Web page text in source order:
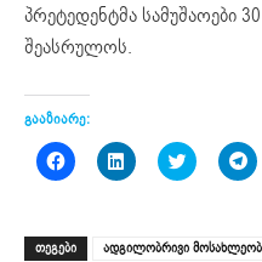
პრეტედენტმა სამუშაოები
შეასრულოს.
გააზიარე:
Click
to
(Opens
in
Click
to
in
Click
to
(Opens
in
to
in
ᲗᲔᲒᲔᲑᲘ ადგილობრივი